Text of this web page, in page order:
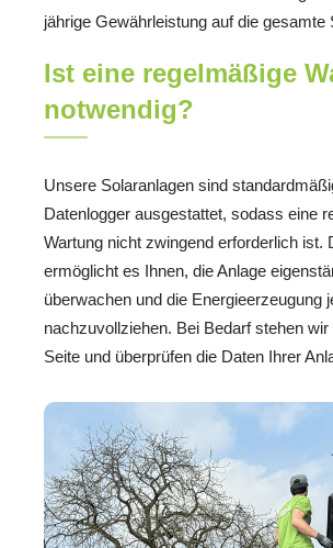
jährige Gewährleistung auf die gesamte
Ist eine regelmäßige
notwendig?
Unsere Solaranlagen sind
Datenlogger ausgestattet, sodass eine
Wartung nicht zwingend erforderlich ist.
ermöglicht es Ihnen, die Anlage
überwachen und die Energieerzeugung
nachzuvollziehen. Bei Bedarf stehen
Seite und überprüfen die Daten Ihrer